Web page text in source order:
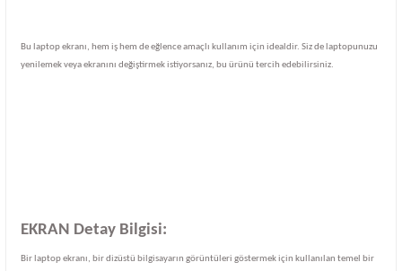
Bu laptop ekranı, hem iş hem de eğlence amaçlı kullanım için idealdir. Siz de laptopunuzu
yenilemek veya ekranını değiştirmek istiyorsanız, bu ürünü tercih edebilirsiniz.
EKRAN Detay Bilgisi:
Bir laptop ekranı, bir dizüstü bilgisayarın görüntüleri göstermek için kullanılan temel bir